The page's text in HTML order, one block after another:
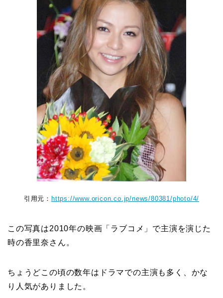
引用元： https://www.oricon.co.jp/news/80381/photo/4/
この写真は2010年の映画「ラブコメ」で主演を演じた
時の香里奈さん。
ちょうどこの頃の数年はドラマでの主演も多く、かな
り人気がありました。